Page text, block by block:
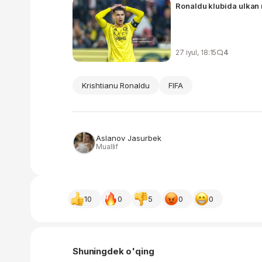
Ronaldu klubida
27 iyul, 18:15 4
Krishtianu Ronaldu FIFA
Aslanov Jasurbek
Muallif
10 0 5 0 0
Shuningdek o'qing